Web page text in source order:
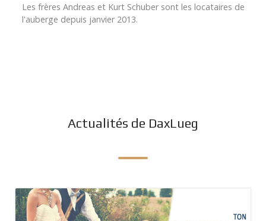
Les frères Andreas et Kurt Schuber sont les locataires de
l'auberge depuis janvier 2013.
Actualités de DaxLueg